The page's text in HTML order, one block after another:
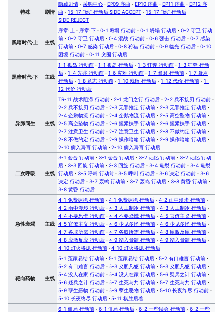
特殊 剧情
隐藏剧情 · 采购中心 · EP09 序曲 · EP10 序曲 · EP11 序曲 · EP12 序
曲 · 15-17 “她” 行动后 SIDE:ACCEPT · 15-17 “她” 行动后
SIDE:REJECT
黑暗时代·上 主线
序章·上 · 序章·下 · 0-1 坍塌 行动前 · 0-1 坍塌 行动后 · 0-2 守卫 行动
前 · 0-2 守卫 行动后 · 0-4 混战 行动前 · 0-6 强击 行动后 · 0-7 感染
行动前 · 0-7 感染 行动后 · 0-8 狩猎 行动前 · 0-9 临光 行动后 · 0-10
困境 行动前 · 0-11 突围 行动后
黑暗时代·下 主线
1-1 孤岛 行动前 · 1-1 孤岛 行动后 · 1-3 狂奔 行动前 · 1-3 狂奔 行动
后 · 1-4 先兆 行动前 · 1-6 灾难 行动前 · 1-7 暴君 行动前 · 1-7 暴君
行动后 · 1-8 意志 行动前 · 1-10 残留 行动后 · 1-12 代价 行动前 · 1-
12 代价 行动后
异卵同生 主线
TR-11 战术阻滞 行动前 · 2-1 龙门之行 行动后 · 2-2 兵不接刃 行动前 ·
2-2 兵不接刃 行动后 · 2-3 无罪推定 行动前 · 2-3 无罪推定 行动后 ·
2-4 企鹅物流 行动前 · 2-4 企鹅物流 行动后 · 2-5 高空坠物 行动前 ·
2-5 高空坠物 行动后 · 2-6 握紧扶手 行动前 · 2-6 握紧扶手 行动后 ·
2-7 注意卫生 行动前 · 2-7 注意卫生 行动后 · 2-8 不做约定 行动前 ·
2-8 不做约定 行动后 · 2-9 操作暗箱 行动前 · 2-9 操作暗箱 行动后 ·
2-10 病入膏肓 行动前 · 2-10 病入膏肓 行动后
二次呼吸 主线
3-1 会合 行动前 · 3-1 会合 行动后 · 3-2 记忆 行动前 · 3-2 记忆 行动
后 · 3-3 回旋 行动前 · 3-3 回旋 行动后 · 3-4 龟裂 行动前 · 3-4 龟裂
行动后 · 3-5 呼叫 行动前 · 3-5 呼叫 行动后 · 3-6 决定 行动前 · 3-6
决定 行动后 · 3-7 轰鸣 行动前 · 3-7 轰鸣 行动后 · 3-8 黄昏 行动前 ·
3-8 黄昏 行动后
急性衰竭 主线
4-1 免费拥抱 行动前 · 4-1 免费拥抱 行动后 · 4-2 雨中漫步 行动前 ·
4-2 雨中漫步 行动后 · 4-3 人工制冷 行动前 · 4-3 人工制冷 行动后 ·
4-4 不要恐慌 行动前 · 4-4 不要恐慌 行动后 · 4-5 官僚主义 行动前 ·
4-5 官僚主义 行动后 · 4-6 少见多怪 行动前 · 4-6 少见多怪 行动后 ·
4-7 各取所需 行动前 · 4-7 各取所需 行动后 · 4-8 应激反应 行动前 ·
4-8 应激反应 行动后 · 4-9 彻入骨髓 行动前 · 4-9 彻入骨髓 行动后 ·
4-10 灯火将熄 行动前 · 4-10 灯火将熄 行动后
靶向药物 主线
5-1 冤家易结 行动前 · 5-1 冤家易结 行动后 · 5-2 有口难言 行动前 ·
5-2 有口难言 行动后 · 5-3 义胆凡躯 行动前 · 5-3 义胆凡躯 行动后 ·
5-4 没人在家 行动前 · 5-4 没人在家 行动后 · 5-6 疑兵之计 行动前 ·
5-6 疑兵之计 行动后 · 5-7 生死与共 行动前 · 5-7 生死与共 行动后 ·
5-9 孽生恶物 行动前 · 5-9 孽生恶物 行动后 · 5-10 长夜终尽 行动前 ·
5-10 长夜终尽 行动后 · 5-11 棋胜后着
6-1 僵局 行动前 · 6-1 僵局 行动后 · 6-2 一些误会 行动前 · 6-2 一些